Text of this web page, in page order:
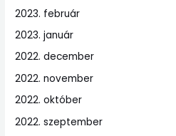
2023. február
2023. január
2022. december
2022. november
2022. október
2022. szeptember